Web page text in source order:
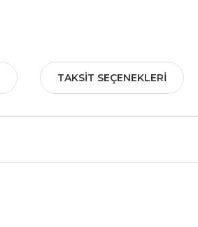
TAKSIT SEÇENEKLERI